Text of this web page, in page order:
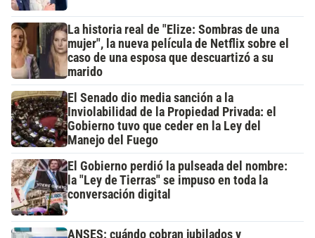
La historia real de "Elize: Sombras de una
mujer", la nueva película de Netflix sobre el
caso de una esposa que descuartizó a su
marido
El Senado dio media sanción a la
Inviolabilidad de la Propiedad Privada: el
Gobierno tuvo que ceder en la Ley del
Manejo del Fuego
El Gobierno perdió la pulseada del nombre:
la "Ley de Tierras" se impuso en toda la
conversación digital
ANSES: cuándo cobran jubilados y